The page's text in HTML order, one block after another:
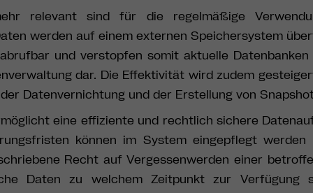
relevant sind für die regelmäßige
werden auf einem externen Speichersystem
und verstopfen somit aktuelle Datenbanken
dar. Die Effektivität wird zudem
Datenvernichtung und der Erstellung von
eine effiziente und rechtlich sichere
können im System eingepflegt werden
Recht auf Vergessenwerden einer
Daten zu welchem Zeitpunkt zur Verfügung